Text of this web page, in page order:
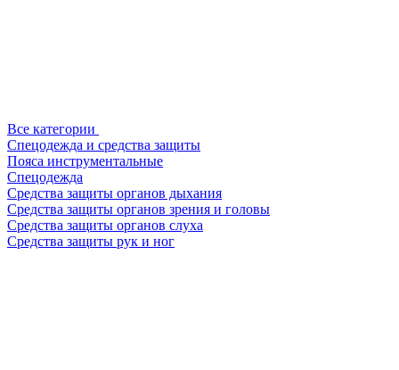
Все категории
Спецодежда и средства защиты
Пояса инструментальные
Спецодежда
Средства защиты органов дыхания
Средства защиты органов зрения и головы
Средства защиты органов слуха
Средства защиты рук и ног